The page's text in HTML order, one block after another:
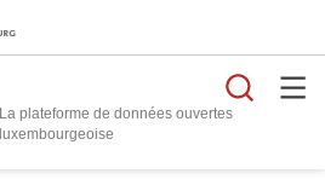
La plateforme de données ouvertes